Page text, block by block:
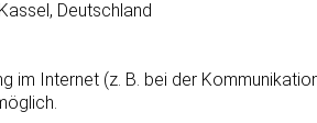
Deutschland
im Internet (z. B. bei der